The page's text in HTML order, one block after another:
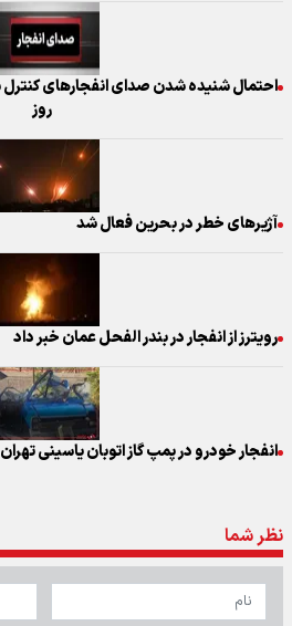
احتمال شنیده شدن صدای انفجارهای
روز
آژیرهای خطر در بحرین فعال شد
رویترز از انفجار در بندر الفحل عمان خبر داد
انفجار خودرو در پمپ گاز اتوبان یاسینی تهران
نظر شما